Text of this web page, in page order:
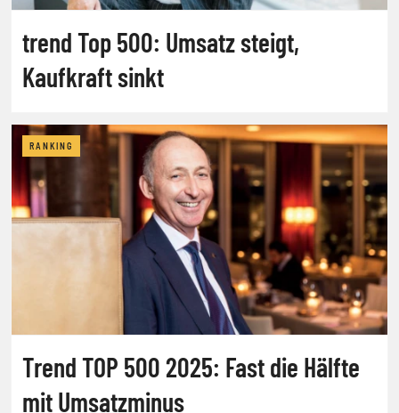
trend Top 500: Umsatz steigt,
Kaufkraft sinkt
RANKING
Trend TOP 500 2025: Fast die Hälfte
mit Umsatzminus